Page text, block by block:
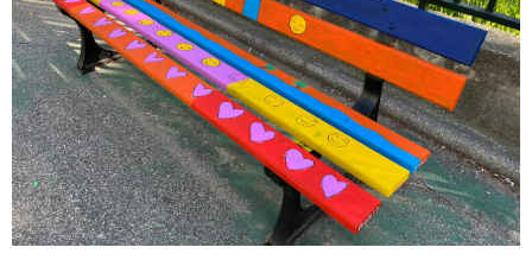
Maternelle Le Jonquet